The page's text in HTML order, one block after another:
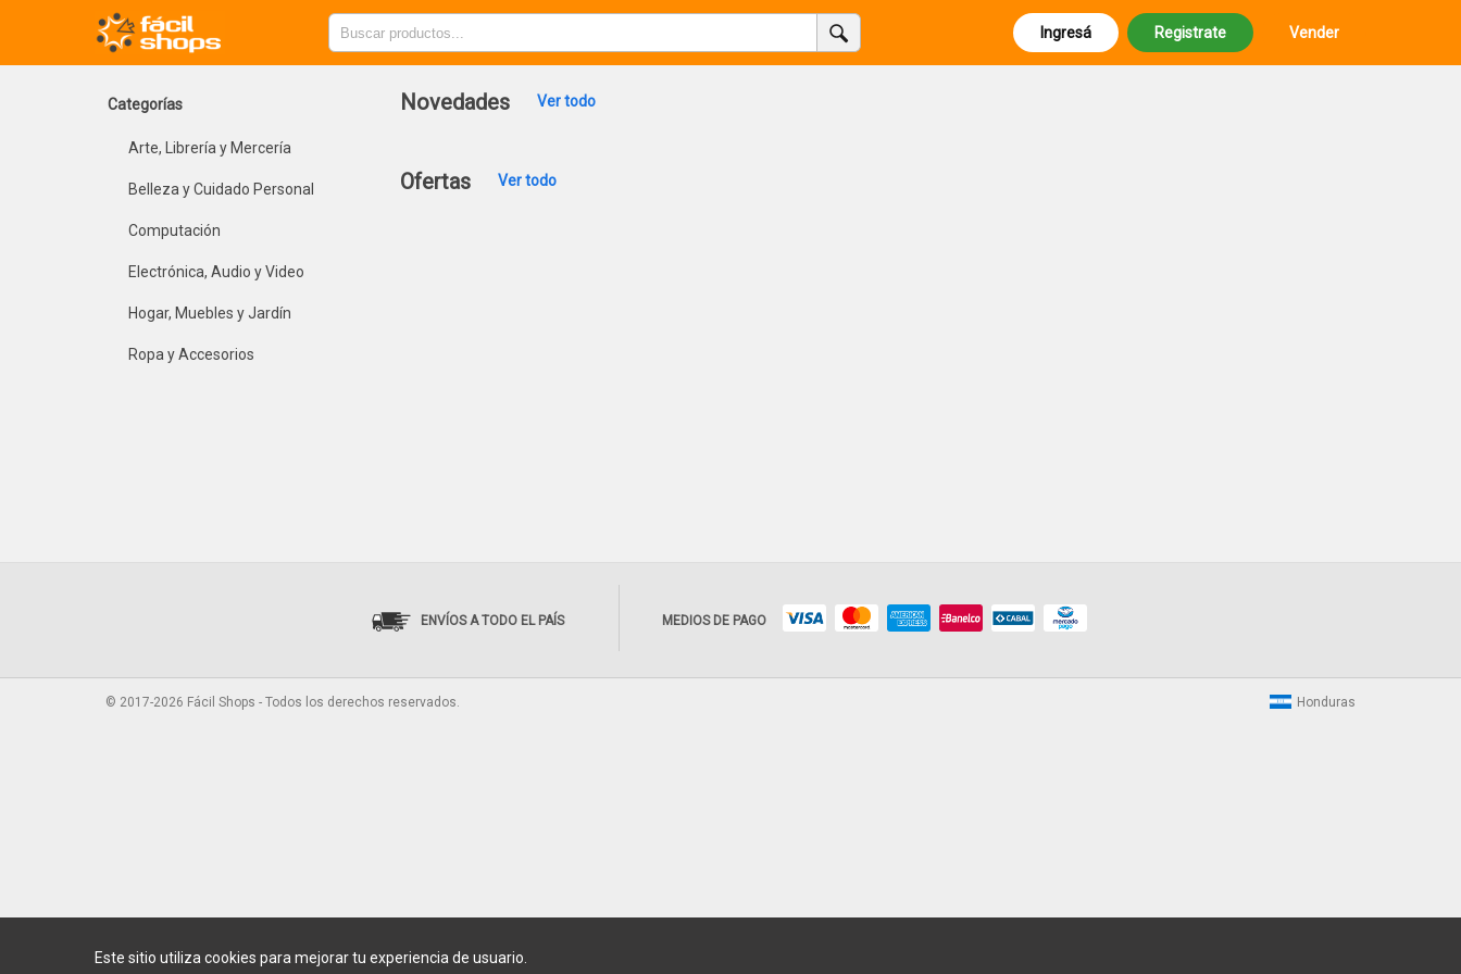
Vender
Registrate
Ingresá
Categorías
Arte, Librería y Mercería
Belleza y Cuidado Personal
Computación
Electrónica, Audio y Video
Hogar, Muebles y Jardín
Ropa y Accesorios
Novedades Ver todo
Ofertas Ver todo
ENVÍOS A TODO EL PAÍS MEDIOS DE PAGO
© 2017-2026 Fácil Shops - Todos los derechos reservados. Honduras
Este sitio utiliza cookies para mejorar tu experiencia de usuario.